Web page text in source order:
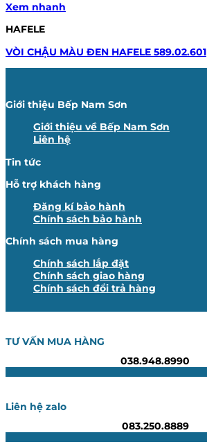
Xem nhanh
HAFELE
VÒI CHẬU MÀU ĐEN HAFELE 589.02.601
Giới thiệu Bếp Nam Sơn
Giới thiệu về Bếp Nam Sơn
Liên hệ
Tin tức
Hỗ trợ khách hàng
Đăng kí bảo hành
Chính sách bảo hành
Chính sách mua hàng
Chính sách lắp đặt
Chính sách giao hàng
Chính sách đổi trả hàng
TƯ VẤN MUA HÀNG
038.948.8990
Liên hệ zalo
083.250.8889